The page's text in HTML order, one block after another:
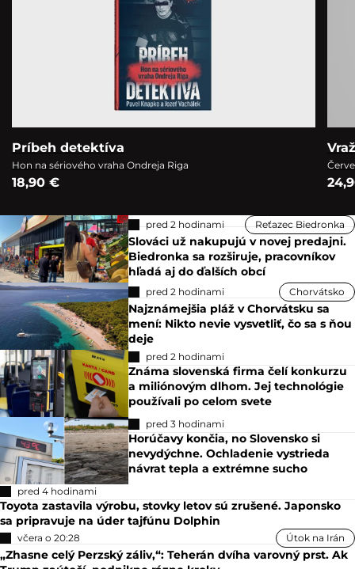
Príbeh detektíva
Hon na sériového vraha Ondreja Riga
18,90 €
pred 2 hodinami Reťazec Biedronka
Slováci už nakupujú v novej predajni.
Biedronka sa rozširuje, pracovníkov
hľadá aj do ďalších obcí
pred 2 hodinami Chorvátsko
Najznámejšia pláž v Chorvátsku sa
mení: Nikto nevie vysvetliť, čo sa s ňou
deje
pred 2 hodinami
Známa slovenská firma čelí konkurzu
a miliónovým dlhom. Jej technológie
používali po celom svete
pred 3 hodinami
Horúčavy končia, no Slovensko si
nevydýchne. Ochladenie vystrieda
návrat tepla a extrémne sucho
pred 4 hodinami
Toyota zastavila výrobu, stovky letov sú zrušené. Japonsko
sa pripravuje na úder tajfúnu Dolphin
včera o 20:28 Útok na Irán
„Zhasne celý Perzský záliv,“: Teherán dvíha varovný prst. Ak